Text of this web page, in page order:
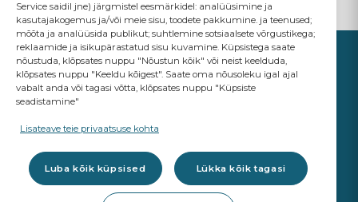
YOUR BUSINESS
A Saint-Gobain brand
Klaasid
Service saidil jne) järgmistel eesmärkidel: analüüsimine ja
kasutajakogemus ja/või meie sisu, toodete pakkumine. ja teenused;
mõõta ja analüüsida publikut; suhtlemine sotsiaalsete võrgustikega;
reklaamide ja isikupärastatud sisu kuvamine. Küpsistega saate
nõustuda, klõpsates nuppu "Nõustun kõik" või neist keelduda,
klõpsates nuppu "Keeldu kõigest". Saate oma nõusoleku igal ajal
vabalt anda või tagasi võtta, klõpsates nuppu "Küpsiste
seadistamine"
Lisateave teie privaatsuse kohta
Luba kõik küpsised Lükka kõik tagasi